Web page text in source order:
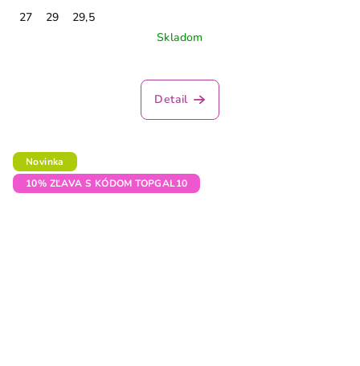
27 29
29,5
Skladom
Detail
Novinka
10% ZĽAVA S KÓDOM TOPGAL10